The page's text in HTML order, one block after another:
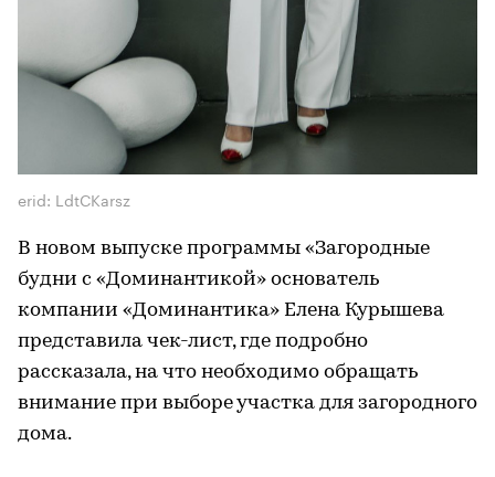
erid: LdtCKarsz
В новом выпуске программы «Загородные
будни с «Доминантикой» основатель
компании «Доминантика» Елена Курышева
представила чек-лист, где подробно
рассказала, на что необходимо обращать
внимание при выборе участка для загородного
дома.